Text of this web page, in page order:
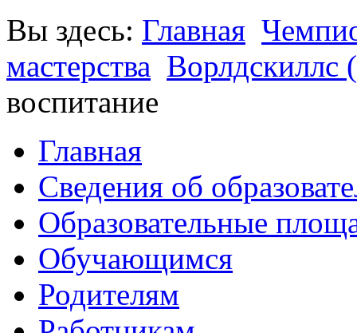
Вы здесь: Главная
мастерства Ворлдскиллс
воспитание
Главная
Сведения об
Образовательные
Обучающимся
Родителям